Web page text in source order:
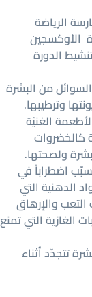
الرياضة
الأوكسجين
الدورة
من البشرة
وترطيبها.
الغنيّة
كالخضروات
ولصحتها.
اضطراباً في
الدهنية التي
والإرهاق
الغازية التي تمنع
تتجدّد أثناء